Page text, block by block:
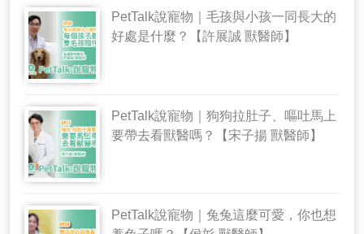
PetTalk說寵物｜毛孩與小孩一同長大的
好處是什麼？【許展誠 獸醫師】
PetTalk說寵物｜狗狗拉肚子、嘔吐馬上
要帶去看獸醫嗎？【宋子揚 獸醫師】
PetTalk說寵物｜兔兔這麼可愛，你也想